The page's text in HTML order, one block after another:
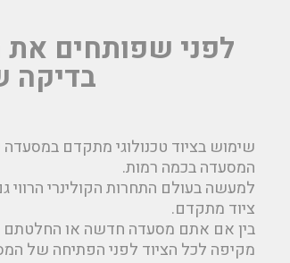
לפני שפותחים
בדיקה
שימוש בציוד טכנולוגי מתקדם
המסעדה בכמה רמות.
למעשה בעולם התחרות הקולינרי
ציוד מתקדם.
בין אם אתם מסעדה חדשה או החלטתם
מקיפה לכל הציוד לפני הפתיחה של